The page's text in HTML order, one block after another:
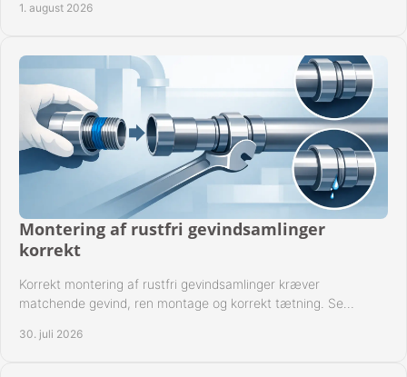
1. august 2026
Montering af rustfri gevindsamlinger
korrekt
Korrekt montering af rustfri gevindsamlinger kræver
matchende gevind, ren montage og korrekt tætning. Se
30. juli 2026